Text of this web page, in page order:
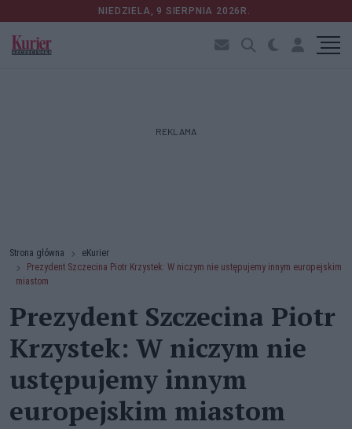
NIEDZIELA, 9 SIERPNIA 2026R.
REKLAMA
Strona główna
eKurier
Prezydent Szczecina Piotr Krzystek: W niczym nie ustępujemy innym europejskim
miastom
Prezydent Szczecina Piotr
Krzystek: W niczym nie
ustępujemy innym
europejskim miastom